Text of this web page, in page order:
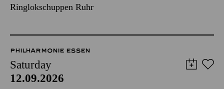
Ringlokschuppen Ruhr
PHILHARMONIE ESSEN
Saturday
12.09.2026